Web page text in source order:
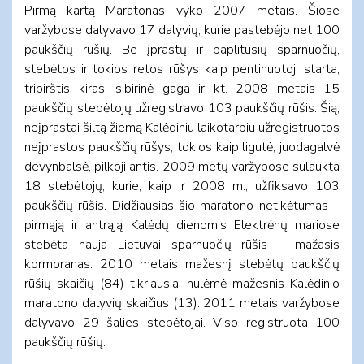
Pirmą kartą Maratonas vyko 2007 metais. Šiose
varžybose dalyvavo 17 dalyvių, kurie pastebėjo net 100
paukščių rūšių. Be įprastų ir paplitusių sparnuočių,
stebėtos ir tokios retos rūšys kaip pentinuotoji starta,
tripirštis kiras, sibirinė gaga ir kt. 2008 metais 15
paukščių stebėtojų užregistravo 103 paukščių rūšis. Šią,
neįprastai šiltą žiemą Kalėdiniu laikotarpiu užregistruotos
neįprastos paukščių rūšys, tokios kaip ligutė, juodagalvė
devynbalsė, pilkoji antis. 2009 metų varžybose sulaukta
18 stebėtojų, kurie, kaip ir 2008 m., užfiksavo 103
paukščių rūšis. Didžiausias šio maratono netikėtumas –
pirmąją ir antrąją Kalėdų dienomis Elektrėnų mariose
stebėta nauja Lietuvai sparnuočių rūšis – mažasis
kormoranas. 2010 metais mažesnį stebėtų paukščių
rūšių skaičių (84) tikriausiai nulėmė mažesnis Kalėdinio
maratono dalyvių skaičius (13). 2011 metais varžybose
dalyvavo 29 šalies stebėtojai. Viso registruota 100
paukščių rūšių.